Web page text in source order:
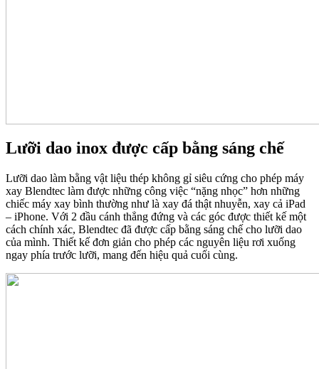
Lưỡi dao inox được cấp bằng sáng chế
Lưỡi dao làm bằng vật liệu thép không gỉ siêu cứng cho phép máy
xay Blendtec làm được những công việc “nặng nhọc” hơn những
chiếc máy xay bình thường như là xay đá thật nhuyễn, xay cả iPad
– iPhone. Với 2 đầu cánh thẳng đứng và các góc được thiết kế một
cách chính xác, Blendtec đã được cấp bằng sáng chế cho lưỡi dao
của mình. Thiết kế đơn giản cho phép các nguyên liệu rơi xuống
ngay phía trước lưỡi, mang đến hiệu quả cuối cùng.